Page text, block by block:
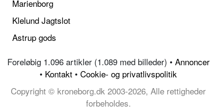
Marienborg
Klelund Jagtslot
Astrup gods
Foreløbig 1.096 artikler (1.089 med billeder) • Annoncer
• Kontakt • Cookie- og privatlivspolitik
Copyright © kroneborg.dk 2003-2026, Alle rettigheder
forbeholdes.